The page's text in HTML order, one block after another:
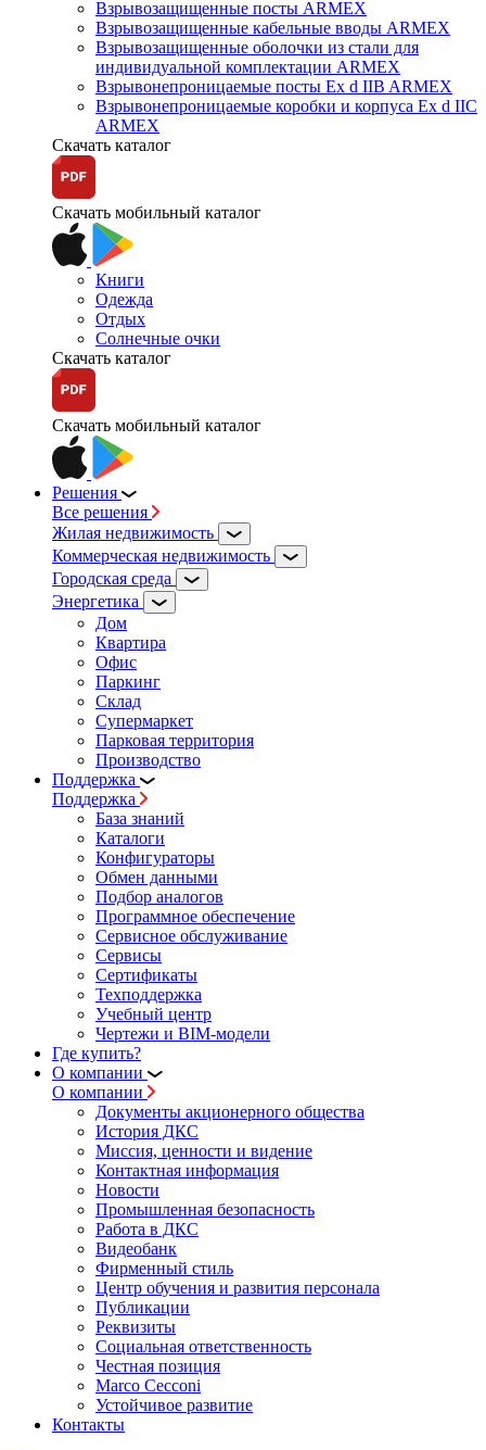
Взрывозащищенные посты ARMEX
Взрывозащищенные кабельные вводы ARMEX
Взрывозащищенные оболочки из стали для
индивидуальной комплектации ARMEX
Взрывонепроницаемые посты Ex d IIB ARMEX
Взрывонепроницаемые коробки и корпуса Ex d IIС
ARMEX
Скачать каталог
Скачать мобильный каталог
Книги
Одежда
Отдых
Солнечные очки
Скачать каталог
Скачать мобильный каталог
Решения
Все решения
Жилая недвижимость
Коммерческая недвижимость
Городская среда
Энергетика
Дом
Квартира
Офис
Паркинг
Склад
Супермаркет
Парковая территория
Производство
Поддержка
Поддержка
База знаний
Каталоги
Конфигураторы
Обмен данными
Подбор аналогов
Программное обеспечение
Сервисное обслуживание
Сервисы
Сертификаты
Техподдержка
Учебный центр
Чертежи и BIM-модели
Где купить?
О компании
О компании
Документы акционерного общества
История ДКС
Миссия, ценности и видение
Контактная информация
Новости
Промышленная безопасность
Работа в ДКС
Видеобанк
Фирменный стиль
Центр обучения и развития персонала
Публикации
Реквизиты
Социальная ответственность
Честная позиция
Marco Cecconi
Устойчивое развитие
Контакты